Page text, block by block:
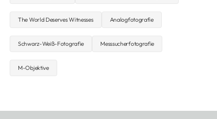
The World Deserves Witnesses Analogfotografie
Schwarz-Weiß-Fotografie Messsucherfotografie
M-Objektive